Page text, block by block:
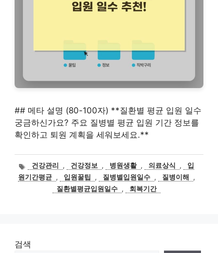
## 메타 설명 (80-100자) **질환별 평균 입원 일수
궁금하신가요? 주요 질병별 평균 입원 기간 정보를
확인하고 퇴원 계획을 세워보세요.**
태
그
건강관리 , 건강정보 , 병원생활 , 의료상식 ,
입
원기간평균 , 입원꿀팁 , 질병별입원일수 , 질병이해
,
질환별평균입원일수 , 회복기간
검색